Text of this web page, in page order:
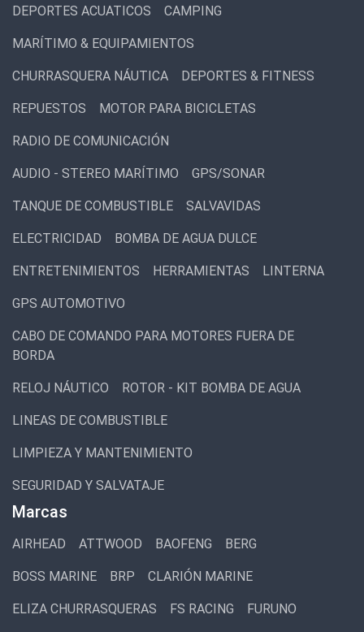
DEPORTES ACUATICOS CAMPING
MARÍTIMO & EQUIPAMIENTOS
CHURRASQUERA NÁUTICA DEPORTES & FITNESS
REPUESTOS MOTOR PARA BICICLETAS
RADIO DE COMUNICACIÓN
AUDIO - STEREO MARÍTIMO GPS/SONAR
TANQUE DE COMBUSTIBLE SALVAVIDAS
ELECTRICIDAD BOMBA DE AGUA DULCE
ENTRETENIMIENTOS HERRAMIENTAS LINTERNA
GPS AUTOMOTIVO
CABO DE COMANDO PARA MOTORES FUERA DE
BORDA
RELOJ NÁUTICO ROTOR - KIT BOMBA DE AGUA
LINEAS DE COMBUSTIBLE
LIMPIEZA Y MANTENIMIENTO
SEGURIDAD Y SALVATAJE
Marcas
AIRHEAD ATTWOOD BAOFENG BERG
BOSS MARINE BRP CLARIÓN MARINE
ELIZA CHURRASQUERAS FS RACING FURUNO